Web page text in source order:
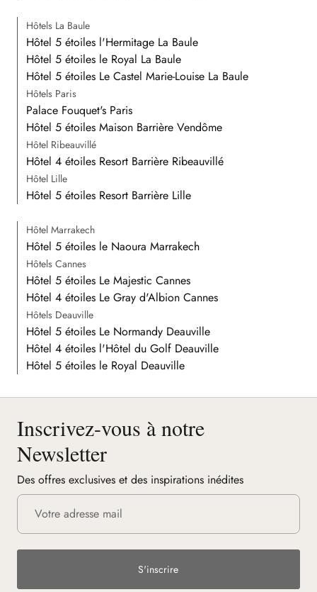
Hôtels La Baule
Hôtel 5 étoiles l'Hermitage La Baule
Hôtel 5 étoiles le Royal La Baule
Hôtel 5 étoiles Le Castel Marie-Louise La Baule
Hôtels Paris
Palace Fouquet's Paris
Hôtel 5 étoiles Maison Barrière Vendôme
Hôtel Ribeauvillé
Hôtel 4 étoiles Resort Barrière Ribeauvillé
Hôtel Lille
Hôtel 5 étoiles Resort Barrière Lille
Hôtel Marrakech
Hôtel 5 étoiles le Naoura Marrakech
Hôtels Cannes
Hôtel 5 étoiles Le Majestic Cannes
Hôtel 4 étoiles Le Gray d'Albion Cannes
Hôtels Deauville
Hôtel 5 étoiles Le Normandy Deauville
Hôtel 4 étoiles l'Hôtel du Golf Deauville
Hôtel 5 étoiles le Royal Deauville
Inscrivez-vous à notre
Newsletter
Des offres exclusives et des inspirations inédites
S'inscrire